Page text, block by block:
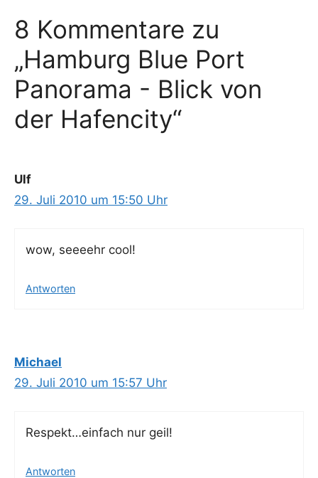
8 Kommentare zu
„Hamburg Blue Port
Panorama - Blick von
der Hafencity“
Ulf
29. Juli 2010 um 15:50 Uhr
wow, seee­ehr cool!
Antworten
Michael
29. Juli 2010 um 15:57 Uhr
Respekt…einfach nur geil!
Antworten